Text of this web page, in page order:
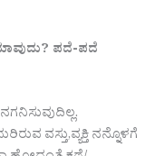
ಪದೆ-ಪದೆ
ವಸ್ತು,ವ್ಯಕ್ತಿ ನನ್ನೊಳಗೆ